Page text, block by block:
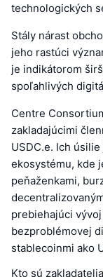
technologických
Stály nárast
jeho rastúci
je indikátorom
spoľahlivých
Centre
zakladajúcimi
USDC.e. Ich
ekosystému, kde
peňaženkami,
prebiehajúci
bezproblémovej
stablecoinmi ako
Kto sú